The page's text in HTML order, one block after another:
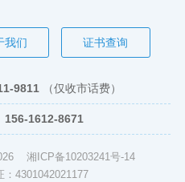
我们 证书查询
9811 （仅收市话费）
156-1612-8671
湘ICP备10203241号-14
：4301042021177